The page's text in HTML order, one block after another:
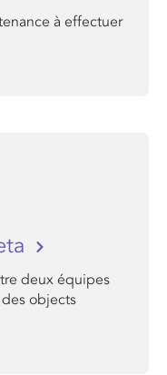
à effectuer
deux équipes
objects